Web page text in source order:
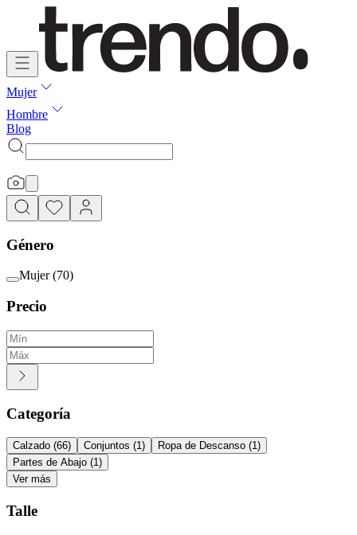
Mujer
Hombre
Blog
Género
Mujer (70)
Precio
Categoría
Calzado (66) Conjuntos (1) Ropa de Descanso (1)
Partes de Abajo (1)
Ver más
Talle